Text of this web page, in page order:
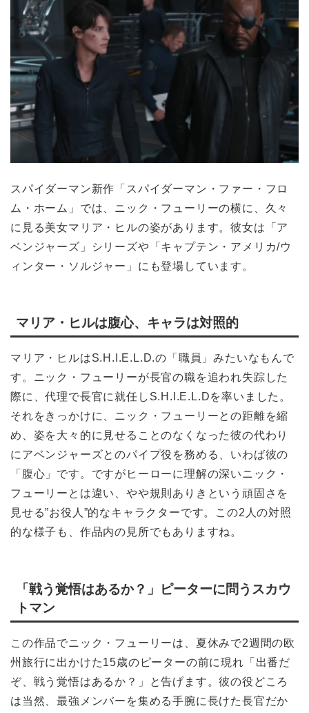
スパイダーマン新作「スパイダーマン・ファー・フロ
ム・ホーム」では、ニック・フューリーの横に、久々
に見る美女マリア・ヒルの姿があります。彼女は「ア
ベンジャーズ」シリーズや「キャプテン・アメリカ/ウ
ィンター・ソルジャー」にも登場しています。
マリア・ヒルは腹心、キャラは対照的
マリア・ヒルはS.H.I.E.L.D.の「職員」みたいなもんで
す。ニック・フューリーが長官の職を追われ失踪した
際に、代理で長官に就任しS.H.I.E.L.Dを率いました。
それをきっかけに、ニック・フューリーとの距離を縮
め、姿を大々的に見せることのなくなった彼の代わり
にアベンジャーズとのパイプ役を務める、いわば彼の
「腹心」です。ですがヒーローに理解の深いニック・
フューリーとは違い、やや規則ありきという頑固さを
見せる”お役人”的なキャラクターです。この2人の対照
的な様子も、作品内の見所でもありますね。
「戦う覚悟はあるか？」ピーターに問うスカウ
トマン
この作品でニック・フューリーは、夏休みで2週間の欧
州旅行に出かけた15歳のピーターの前に現れ「出番だ
ぞ、戦う覚悟はあるか？」と告げます。彼の役どころ
は当然、最強メンバーを集める手腕に長けた長官だか